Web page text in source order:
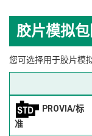
胶片模拟包
您可选择用于胶片模
PROVIA/标
准